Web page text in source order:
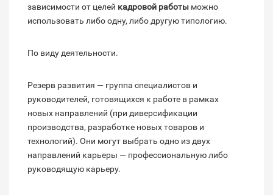
зависимости от целей кадровой работы можно
использовать либо одну, либо другую типологию.
По виду деятельности.
Резерв развития — группа специалистов и
руководителей, готовящихся к работе в рамках
новых направлений (при диверсификации
производства, разработке новых товаров и
технологий). Они могут выбрать одно из двух
направлений карьеры — профессиональную либо
руководящую карьеру.